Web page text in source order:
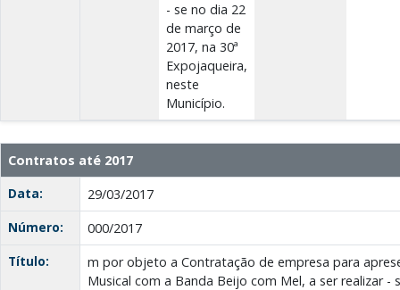
- se no dia 22
de março de
2017, na 30ª
Expojaqueira,
neste
Município.
Contratos até 2017
Data:
29/03/2017
Número:
000/2017
Título:
m por objeto a Contratação de empresa para
Musical com a Banda Beijo com Mel, a ser realizar -